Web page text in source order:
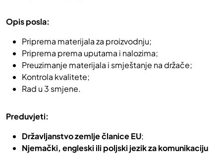
Opis posla:
Priprema materijala za proizvodnju;
Priprema prema uputama i nalozima;
Preuzimanje materijala i smještanje na držače;
Kontrola kvalitete;
Rad u 3 smjene.
Preduvjeti:
Državljanstvo zemlje članice EU;
Njemački, engleski ili poljski jezik za komunikaciju